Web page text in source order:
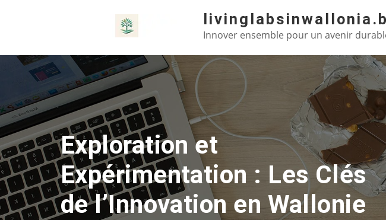
Innover ensemble pour un avenir
Exploration et
Expérimentation : Les Clés
de l’Innovation en Wallonie